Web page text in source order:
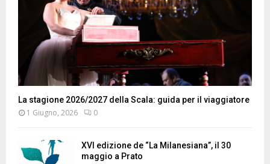
La stagione 2026/2027 della Scala: guida per il viaggiatore
1 Giugno, 2026 0
XVI edizione de “La Milanesiana”, il 30
maggio a Prato